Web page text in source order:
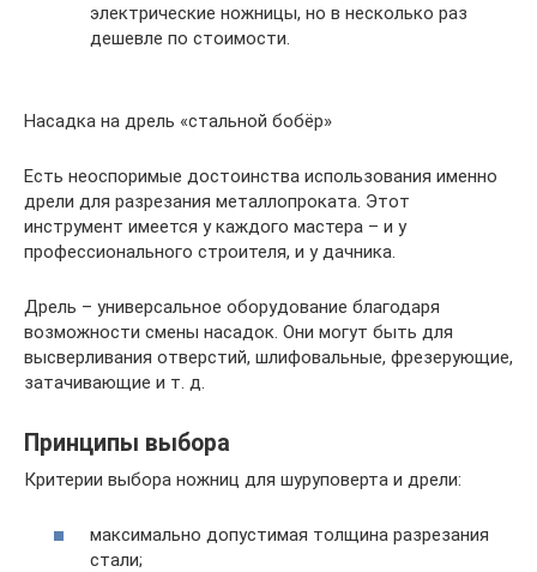
электрические ножницы, но в несколько раз
дешевле по стоимости.
Насадка на дрель «стальной бобёр»
Есть неоспоримые достоинства использования именно
дрели для разрезания металлопроката. Этот
инструмент имеется у каждого мастера – и у
профессионального строителя, и у дачника.
Дрель – универсальное оборудование благодаря
возможности смены насадок. Они могут быть для
высверливания отверстий, шлифовальные, фрезерующие,
затачивающие и т. д.
Принципы выбора
Критерии выбора ножниц для шуруповерта и дрели:
максимально допустимая толщина разрезания
стали;